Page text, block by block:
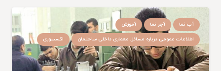
آب نما آجر نما
آموزش
اطلاعات عمومی درباره مسائل معماری داخلی ساحتمان
اکسسوری